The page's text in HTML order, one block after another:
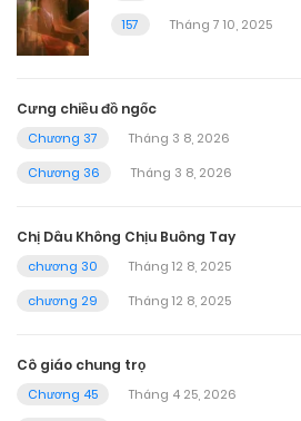
157
Tháng 7 10, 2025
Cưng chiều đồ ngốc
Chương 37
Tháng 3 8, 2026
Chương 36
Tháng 3 8, 2026
Chị Dâu Không Chịu Buông Tay
chương 30
Tháng 12 8, 2025
chương 29
Tháng 12 8, 2025
Cô giáo chung trọ
Chương 45
Tháng 4 25, 2026